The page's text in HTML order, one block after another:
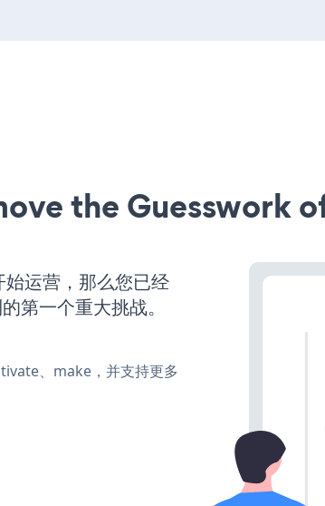
the Guesswork
运营，那么您已经
第一个重大挑战。
、make，并支持更多